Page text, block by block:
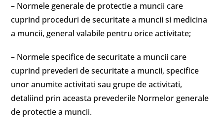
– Normele generale de protectie a muncii care
cuprind proceduri de securitate a muncii si medicina
a muncii, general valabile pentru orice activitate;
– Normele specifice de securitate a muncii care
cuprind prevederi de securitate a muncii, specifice
unor anumite activitati sau grupe de activitati,
detaliind prin aceasta prevederile Normelor generale
de protectie a muncii.